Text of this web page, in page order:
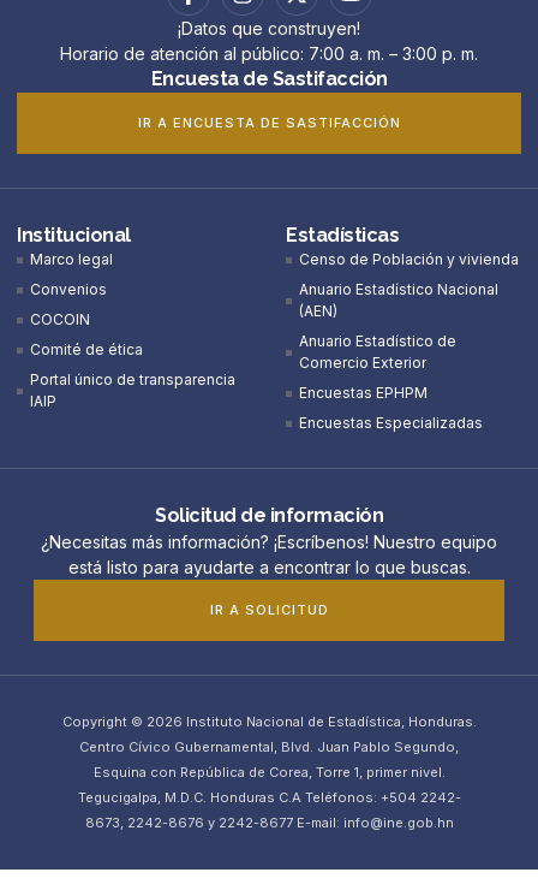
¡Datos que construyen!
Horario de atención al público: 7:00 a. m. – 3:00 p. m.
Encuesta de Sastifacción
IR A ENCUESTA DE SASTIFACCIÓN
Institucional
Marco legal
Convenios
COCOIN
Comité de ética
Portal único de transparencia
IAIP
Estadísticas
Censo de Población y vivienda
Anuario Estadístico Nacional
(AEN)​
Anuario Estadístico de
Comercio Exterior
Encuestas EPHPM
Encuestas Especializadas
Solicitud de información
¿Necesitas más información? ¡Escríbenos! Nuestro equipo
está listo para ayudarte a encontrar lo que buscas.
IR A SOLICITUD
Copyright © 2026 Instituto Nacional de Estadística, Honduras.
Centro Cívico Gubernamental, Blvd. Juan Pablo Segundo,
Esquina con República de Corea, Torre 1, primer nivel.
Tegucigalpa, M.D.C. Honduras C.A Teléfonos: +504 2242-
8673, 2242-8676 y 2242-8677 E-mail: info@ine.gob.hn